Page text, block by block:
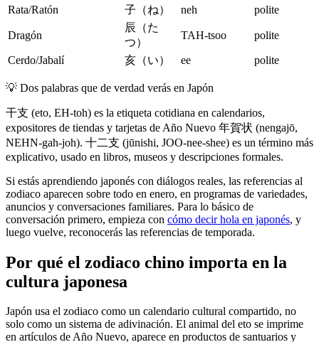
Rata/Ratón
子（ね） neh polite
Dragón
辰（た
つ）
TAH-tsoo polite
Cerdo/Jabalí 亥（い） ee polite
💡 Dos palabras que de verdad verás en Japón
干支 (eto, EH-toh) es la etiqueta cotidiana en calendarios,
expositores de tiendas y tarjetas de Año Nuevo 年賀状 (nengajō,
NEHN-gah-joh). 十二支 (jūnishi, JOO-nee-shee) es un término más
explicativo, usado en libros, museos y descripciones formales.
Si estás aprendiendo japonés con diálogos reales, las referencias al
zodiaco aparecen sobre todo en enero, en programas de variedades,
anuncios y conversaciones familiares. Para lo básico de
conversación primero, empieza con cómo decir hola en japonés, y
luego vuelve, reconocerás las referencias de temporada.
Por qué el zodiaco chino importa en la
cultura japonesa
Japón usa el zodiaco como un calendario cultural compartido, no
solo como un sistema de adivinación. El animal del eto se imprime
en artículos de Año Nuevo, aparece en productos de santuarios y